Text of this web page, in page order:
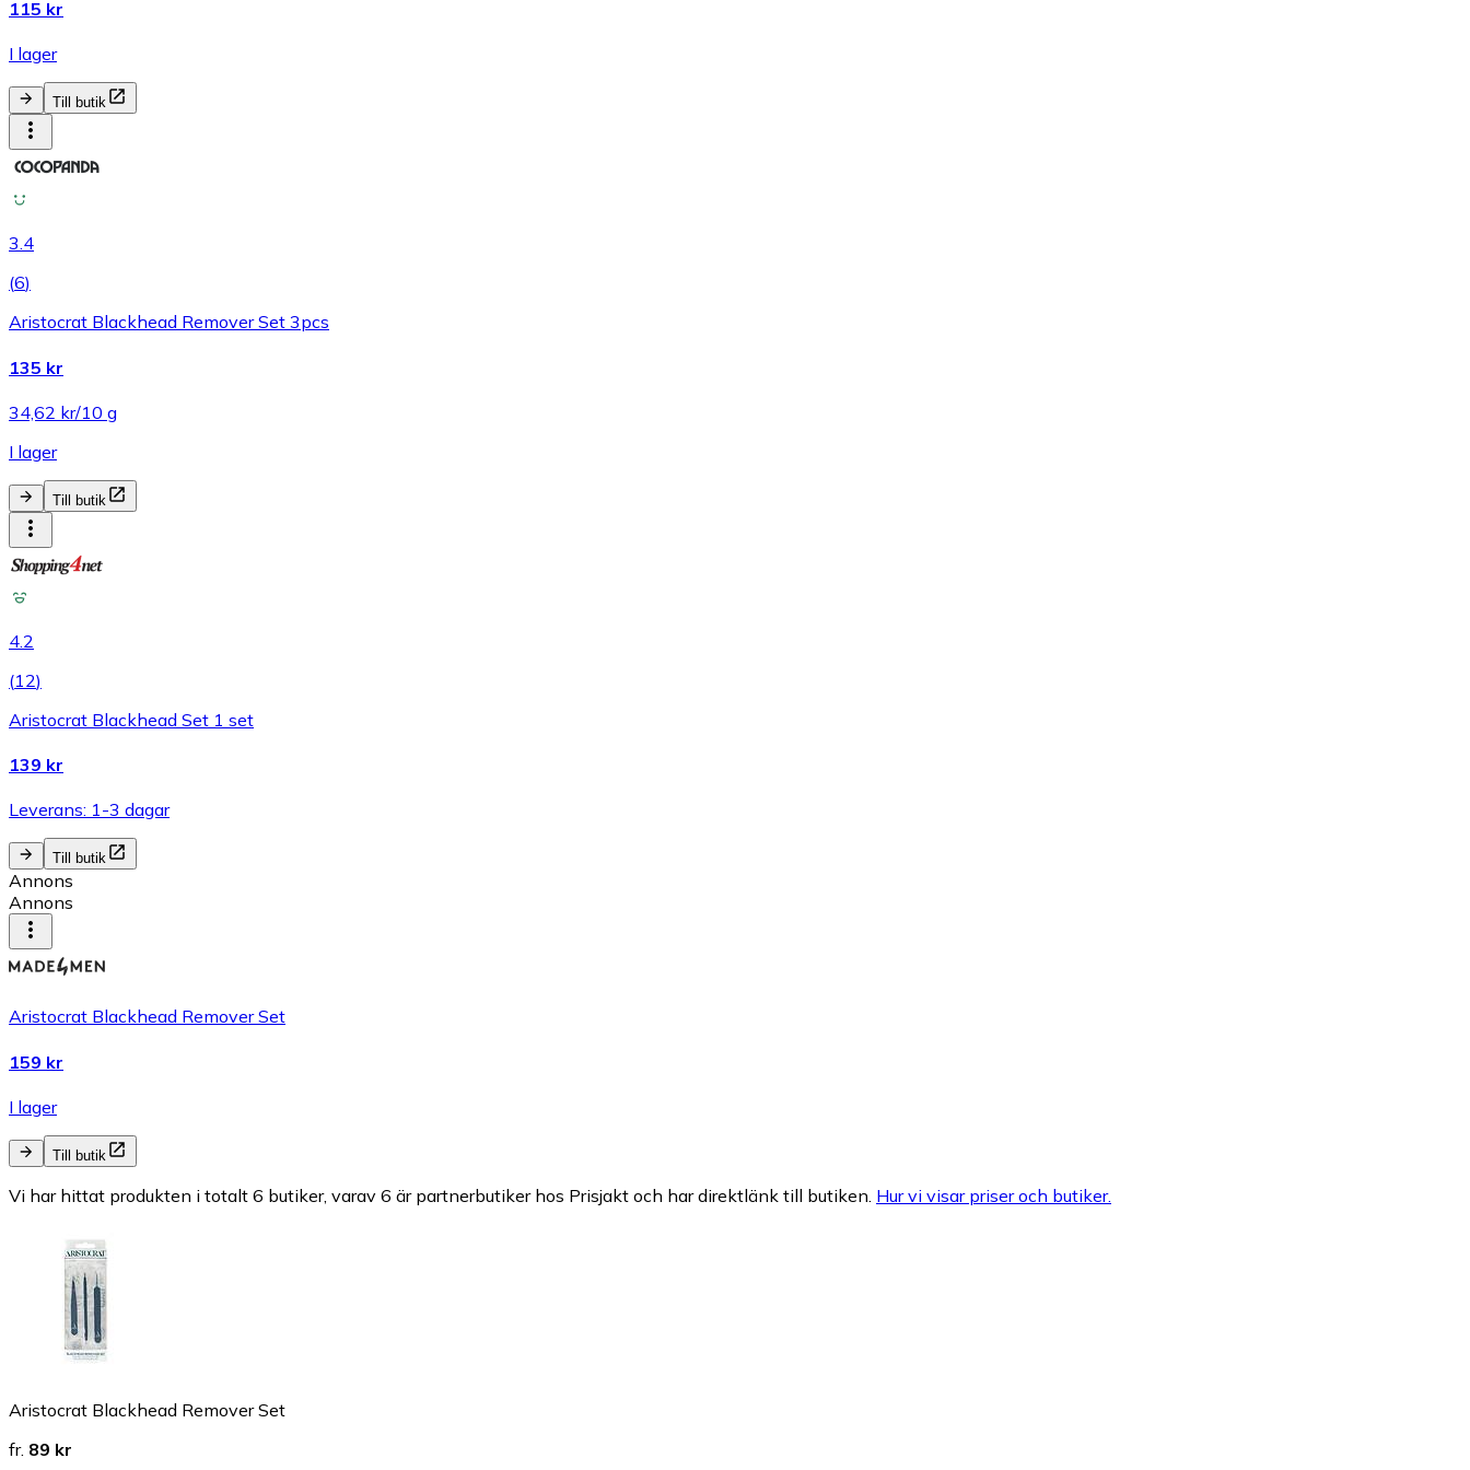
115 kr
I lager
Till butik
3.4
(6)
Aristocrat Blackhead Remover Set 3pcs
135 kr
34,62 kr/10 g
I lager
Till butik
4.2
(12)
Aristocrat Blackhead Set 1 set
139 kr
Leverans: 1-3 dagar
Till butik
Annons
Annons
Aristocrat Blackhead Remover Set
159 kr
I lager
Till butik
Vi har hittat produkten i totalt 6 butiker, varav 6 är partnerbutiker hos Prisjakt och har direktlänk till butiken. Hur vi visar priser och butiker.
Aristocrat Blackhead Remover Set
fr. 89 kr